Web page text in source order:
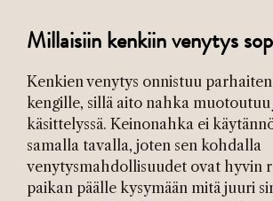
Millaisiin kenkiin venytys
Kenkien venytys onnistuu
kengille, sillä aito nahka muotoutuu
käsittelyssä. Keinonahka ei
samalla tavalla, joten sen kohdalla
venytysmahdollisuudet ovat hyvin
paikan päälle kysymään mitä juuri